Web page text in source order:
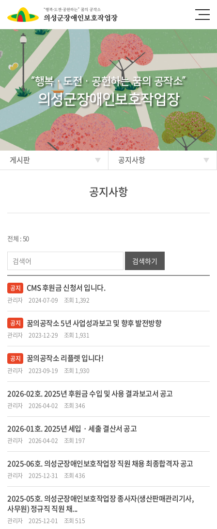
“행복·도전·공헌하는 꿈의 공작소”
의성군장애인보호작업장
게시판 공지사항
공지사항
전체 : 50
검색하기
공지 CMS 후원금 신청서 입니다.
관리자 2024-07-09 조회 1,392
공지 꿈의공작소 5년 사업성과보고 및 향후 발전방향
관리자 2023-12-29 조회 1,931
공지 꿈의공작소 리플렛 입니다!
관리자 2023-09-19 조회 1,930
2026-02호. 2025년 후원금 수입 및 사용 결과보고서 공고
관리자 2026-04-02 조회 346
2026-01호. 2025년 세입・세출 결산서 공고
관리자 2026-04-02 조회 197
2025-06호. 의성군장애인보호작업장 직원 채용 최종합격자 공고
관리자 2025-12-31 조회 436
2025-05호. 의성군장애인보호작업장 종사자(생산판매관리기사,
사무원) 정규직 직원 채...
관리자 2025-12-01 조회 515